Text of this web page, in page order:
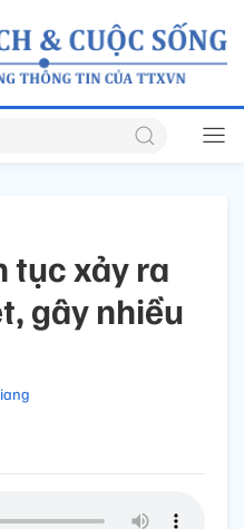
tục xảy ra
gây nhiều